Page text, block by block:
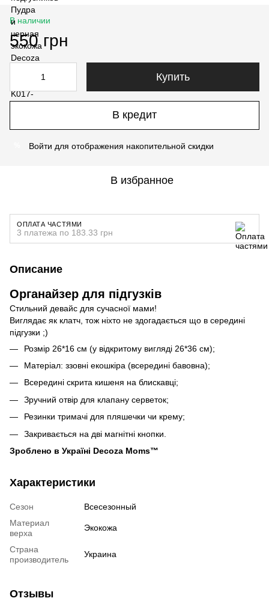
В наличии
550 грн
Купить
В кредит
Войти для отображения накопительной скидки
В избранное
ОПЛАТА ЧАСТЯМИ
3 платежа по 183.33 грн
Описание
Органайзер для підгузків
Стильний девайс для сучасної мами!
Виглядає як клатч, тож ніхто не здогадається що в середині
підгузки ;)
Розмір 26*16 см (у відкритому вигляді 26*36 см);
Матеріал: ззовні екошкіра (всередині бавовна);
Всередині скрита кишеня на блискавці;
Зручний отвір для клапану серветок;
Резинки тримачі для пляшечки чи крему;
Закривається на дві магнітні кнопки.
Зроблено в Україні Decoza Moms™
Характеристики
Сезон
Всесезонный
Материал
верха
Экокожа
Страна
производитель
Украина
Отзывы